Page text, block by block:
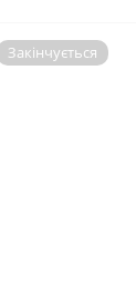
Закінчується